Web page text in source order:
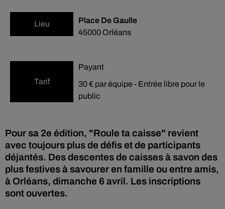
Lieu
Place De Gaulle
45000 Orléans
Tarif
Payant
30 € par équipe - Entrée libre pour le
public
Pour sa 2e édition, "Roule ta caisse" revient
avec toujours plus de défis et de participants
déjantés. Des descentes de caisses à savon des
plus festives à savourer en famille ou entre amis,
à Orléans, dimanche 6 avril. Les inscriptions
sont ouvertes.